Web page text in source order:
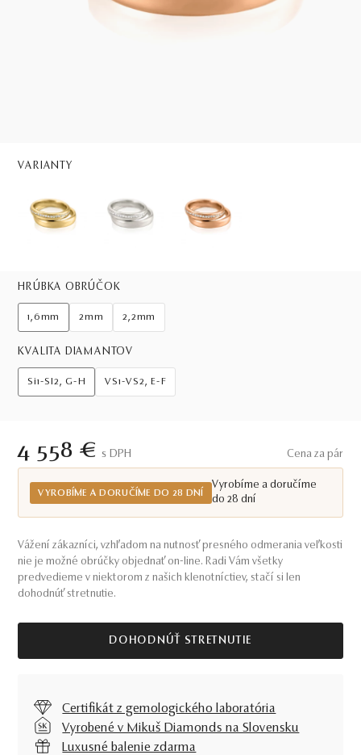
VARIANTY
HRÚBKA OBRÚČOK
1,6mm 2mm 2,2mm
KVALITA DIAMANTOV
Si1-SI2, G-H VS1-VS2, E-F
4 558 € S DPH Cena za pár
VYROBÍME A DORUČÍME DO 28 DNÍ
Vyrobíme a doručíme
do 28 dní
Vážení zákazníci, vzhľadom na nutnosť presného odmerania veľkosti
nie je možné obrúčky objednať on-line. Radi Vám všetky
predvedieme v niektorom z našich klenotníctiev, stačí si len
dohodnúť stretnutie.
DOHODNÚŤ STRETNUTIE
Certifikát z gemologického laboratória
Vyrobené v Mikuš Diamonds na Slovensku
Luxusné balenie zdarma